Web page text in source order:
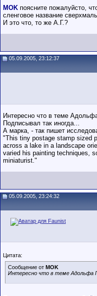
MOK поясните пожалуйсто,
сленговое название
И это что, то же А.Г.?
05.09.2005, 23:12:37
Интересно что в теме
Подписывал так иногда...
А марка, - так пишет
"This tiny postage stamp sized
across a lake in a landscape
varied his painting techniques,
miniaturist."
05.09.2005, 23:24:32
Цитата:
Сообщение от MOK
Интересно что в теме Адольфа